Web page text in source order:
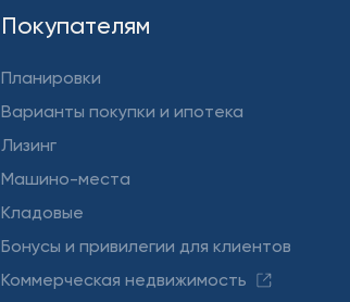
Покупателям
Планировки
Варианты покупки и ипотека
Лизинг
Машино-места
Кладовые
Бонусы и привилегии для клиентов
Коммерческая недвижимость